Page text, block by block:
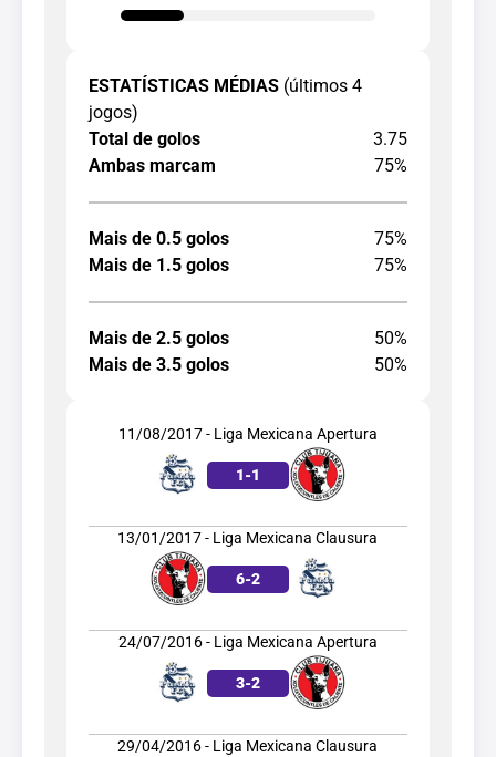
ESTATÍSTICAS MÉDIAS (últimos 4
jogos)
Total de golos
3.75
Ambas marcam
75%
Mais de 0.5 golos
75%
Mais de 1.5 golos
75%
Mais de 2.5 golos
50%
Mais de 3.5 golos
50%
11/08/2017 - Liga Mexicana Apertura
1-1
13/01/2017 - Liga Mexicana Clausura
6-2
24/07/2016 - Liga Mexicana Apertura
3-2
29/04/2016 - Liga Mexicana Clausura